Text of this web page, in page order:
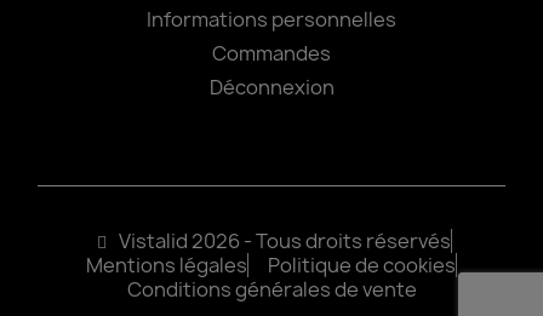
Informations personnelles
Commandes
Déconnexion
Vistalid 2026 - Tous droits réservés
Mentions légales
Politique de cookies
Conditions générales de vente